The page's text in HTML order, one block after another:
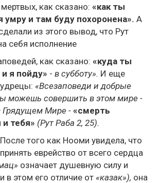
как сказано: «как ты
умру и там буду похоронена». А
из этого вывод, что Рут
себя исполнение
как сказано: «куда ты
я пойду» - в субботу». И еще
«Всезаповеди и добрые
можешь совершить в этом мире -
Грядущем Мире - «смерть
тебя» (Рут Раба 2, 25).
После того как Нооми увидела, что
еврейство от всего сердца
означает душевную силу и
в этом его отличие от «казак»), она